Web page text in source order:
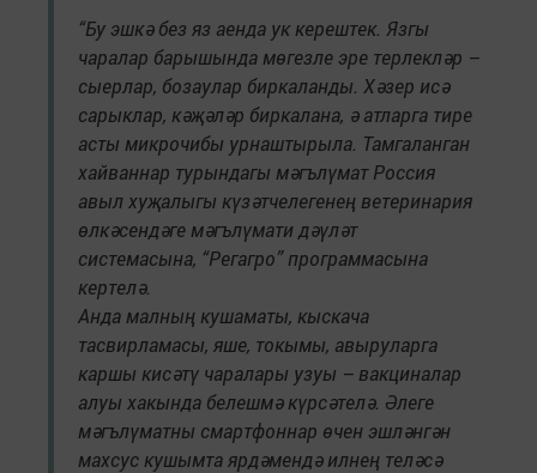
“Бу эшкә без яз аенда ук керештек. Язгы
чаралар барышында мөгезле эре терлекләр –
сыерлар, бозаулар биркаланды. Хәзер исә
сарыклар, кәҗәләр биркалана, ә атларга тире
асты микрочибы урнаштырыла. Тамгаланган
хайваннар турындагы мәгълүмат Россия
авыл хуҗалыгы күзәтчелегенең ветеринария
өлкәсендәге мәгълүмати дәүләт
системасына, “Регагро” программасына
кертелә.
Анда малның кушаматы, кыскача
тасвирламасы, яше, токымы, авыруларга
каршы кисәтү чаралары узуы – вакциналар
алуы хакында белешмә күрсәтелә. Әлеге
мәгълүматны смартфоннар өчен эшләнгән
махсус кушымта ярдәмендә илнең теләсә